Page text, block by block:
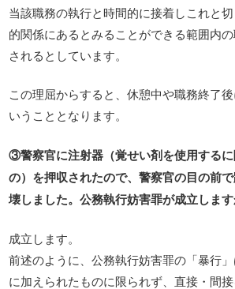
当該職務の執行と時間的に接着しこれと
的関係にあるとみることができる範囲内
されるとしています。
この理屈からすると、休憩中や職務終了
いうこととなります。
③警察官に注射器（覚せい剤を使用する
の）を押収されたので、警察官の目の前
壊しました。公務執行妨害罪が成立します
成立します。
前述のように、公務執行妨害罪の「暴行
に加えられたものに限られず、直接・間